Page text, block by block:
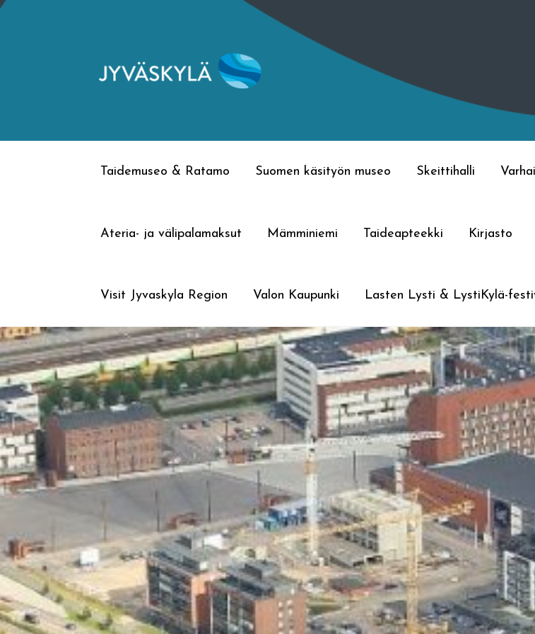
Siirry
Siirry
Taidemuseo & Ratamo Suomen käsityön museo Skeittihalli
Ateria- ja välipalamaksut Mämminiemi Taideapteekki Kirjasto
Visit Jyvaskyla Region Valon Kaupunki Lasten Lysti & LystiKylä-